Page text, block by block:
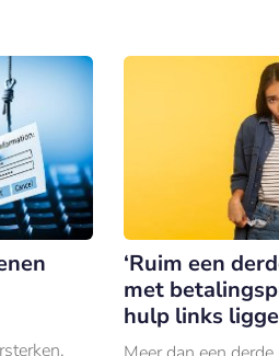
‘Ruim een
met
hulp links